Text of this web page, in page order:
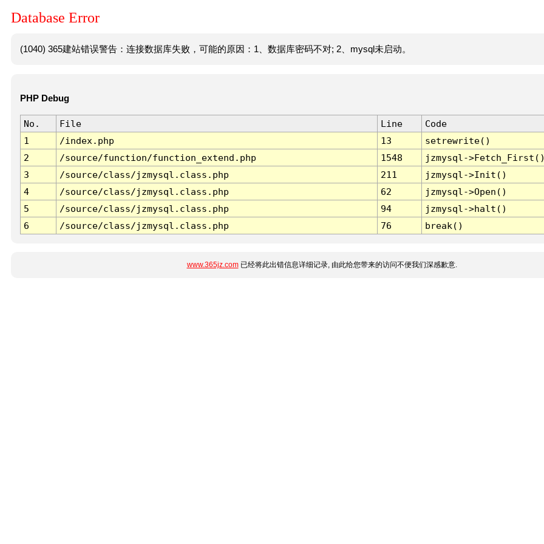
Database Error
(1040) 365建站错误警告：连接数据库失败，可能的原因：1、数据库密码不对; 2、mysql未启动。
PHP Debug
No. File Line
Code
1
/index.php 13
setrewrite()
2
/source/function/function_extend.php 1548
jzmysql-
3
/source/class/jzmysql.class.php 211
jzmysql->Init()
4
/source/class/jzmysql.class.php 62
jzmysql->Open()
5
/source/class/jzmysql.class.php 94
jzmysql->halt()
6
/source/class/jzmysql.class.php 76 break()
www.365jz.com已经将此出错信息详细记录, 由此给您带来的访问不便我们深感歉意.